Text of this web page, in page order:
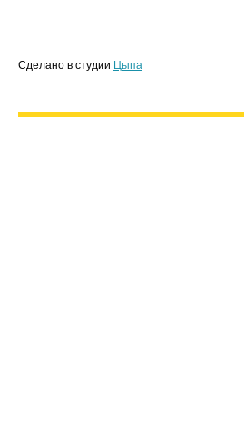
Сделано в студии Цыпа